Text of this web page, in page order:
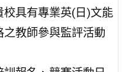
校具有專業英(日)文能
之教師參與監評活動